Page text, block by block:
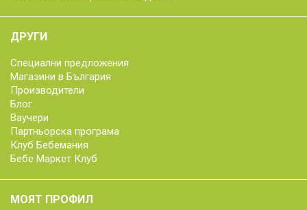
ДРУГИ
Специални предложения
Магазини в България
Производители
Блог
Ваучери
Партньорска програма
Клуб Бебемания
Бебе Маркет Клуб
МОЯТ ПРОФИЛ